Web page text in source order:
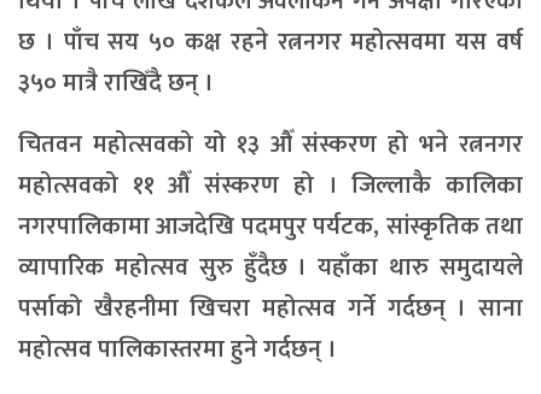
छ । पाँच सय ५० कक्ष रहने रत्ननगर महोत्सवमा यस वर्ष
३५० मात्रै राखिँदै छन् ।
चितवन महोत्सवको यो १३ औँ संस्करण हो भने रत्ननगर
महोत्सवको ११ औँ संस्करण हो । जिल्लाकै कालिका
नगरपालिकामा आजदेखि पदमपुर पर्यटक, सांस्कृतिक तथा
व्यापारिक महोत्सव सुरु हुँदैछ । यहाँका थारु समुदायले
पर्साको खैरहनीमा खिचरा महोत्सव गर्ने गर्दछन् । साना
महोत्सव पालिकास्तरमा हुने गर्दछन् ।